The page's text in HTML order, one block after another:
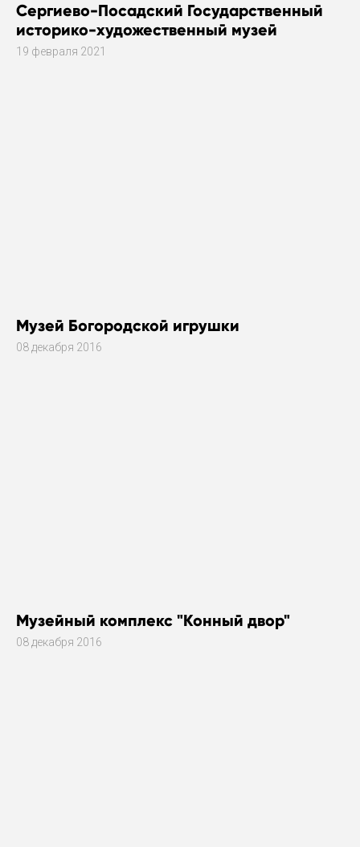
Сергиево-Посадский Государственный
историко-художественный музей
19 февраля 2021
Музей Богородской игрушки
08 декабря 2016
Музейный комплекс "Конный двор"
08 декабря 2016